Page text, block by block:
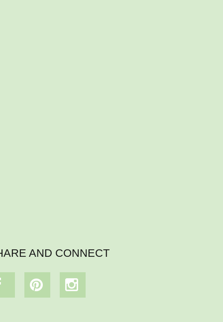
AND CONNECT